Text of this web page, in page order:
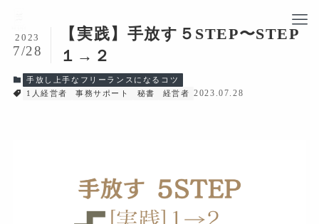
【実践】手放す５STEP〜STEP
１→２
2023
7/28
手放し上手なフリーランスになるコツ
1人経営者
事務サポート 秘書 経営者 2023.07.28